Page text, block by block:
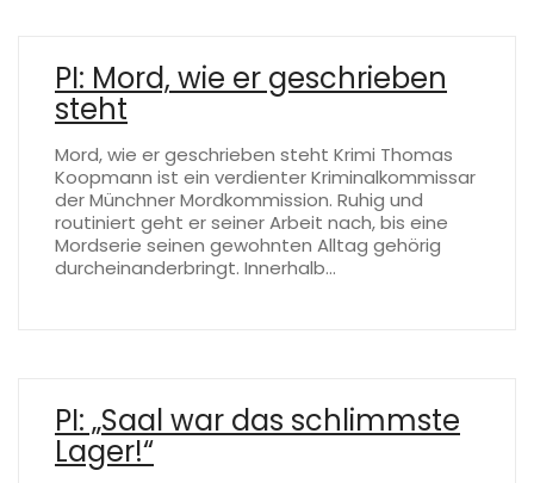
PI: Mord, wie er geschrieben
steht
Mord, wie er geschrieben steht Krimi Thomas
Koopmann ist ein verdienter Kriminalkommissar
der Münchner Mordkommission. Ruhig und
routiniert geht er seiner Arbeit nach, bis eine
Mordserie seinen gewohnten Alltag gehörig
durcheinanderbringt. Innerhalb…
PI: „Saal war das schlimmste
Lager!“